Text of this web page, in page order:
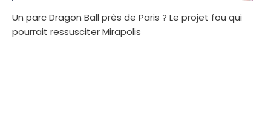
Un parc Dragon Ball près de Paris ? Le projet fou qui
pourrait ressusciter Mirapolis